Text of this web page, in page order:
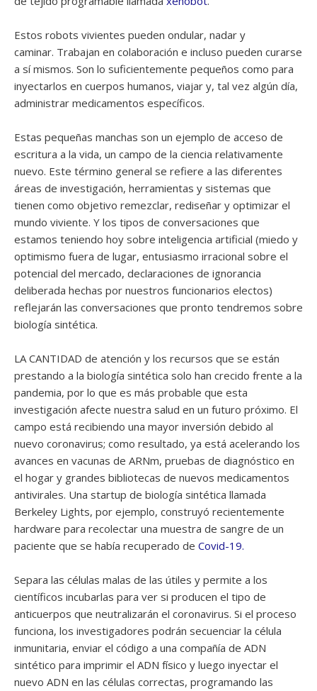
Estos robots vivientes pueden ondular, nadar y
caminar. Trabajan en colaboración e incluso pueden curarse
a sí mismos. Son lo suficientemente pequeños como para
inyectarlos en cuerpos humanos, viajar y, tal vez algún día,
administrar medicamentos específicos.
Estas pequeñas manchas son un ejemplo de acceso de
escritura a la vida, un campo de la ciencia relativamente
nuevo. Este término general se refiere a las diferentes
áreas de investigación, herramientas y sistemas que
tienen como objetivo remezclar, rediseñar y optimizar el
mundo viviente. Y los tipos de conversaciones que
estamos teniendo hoy sobre inteligencia artificial (miedo y
optimismo fuera de lugar, entusiasmo irracional sobre el
potencial del mercado, declaraciones de ignorancia
deliberada hechas por nuestros funcionarios electos)
reflejarán las conversaciones que pronto tendremos sobre
biología sintética.
LA CANTIDAD de atención y los recursos que se están
prestando a la biología sintética solo han crecido frente a la
pandemia, por lo que es más probable que esta
investigación afecte nuestra salud en un futuro próximo. El
campo está recibiendo una mayor inversión debido al
nuevo coronavirus; como resultado, ya está acelerando los
avances en vacunas de ARNm, pruebas de diagnóstico en
el hogar y grandes bibliotecas de nuevos medicamentos
antivirales. Una startup de biología sintética llamada
Berkeley Lights, por ejemplo, construyó recientemente
hardware para recolectar una muestra de sangre de un
paciente que se había recuperado de Covid-19.
Separa las células malas de las útiles y permite a los
científicos incubarlas para ver si producen el tipo de
anticuerpos que neutralizarán el coronavirus. Si el proceso
funciona, los investigadores podrán secuenciar la célula
inmunitaria, enviar el código a una compañía de ADN
sintético para imprimir el ADN físico y luego inyectar el
nuevo ADN en las células correctas, programando las